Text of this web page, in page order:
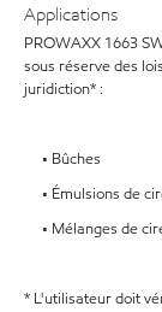
Applications
PROWAXX 1663
sous réserve des
juridiction* :
• Bûches
• Émulsions de
• Mélanges de
* L'utilisateur doit